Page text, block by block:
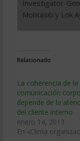
Investigator-
Mohtasib y Lok
Relacionado
La coherencia de la
comunicación
depende de la
del cliente interno
enero 14, 2013
En «Clima